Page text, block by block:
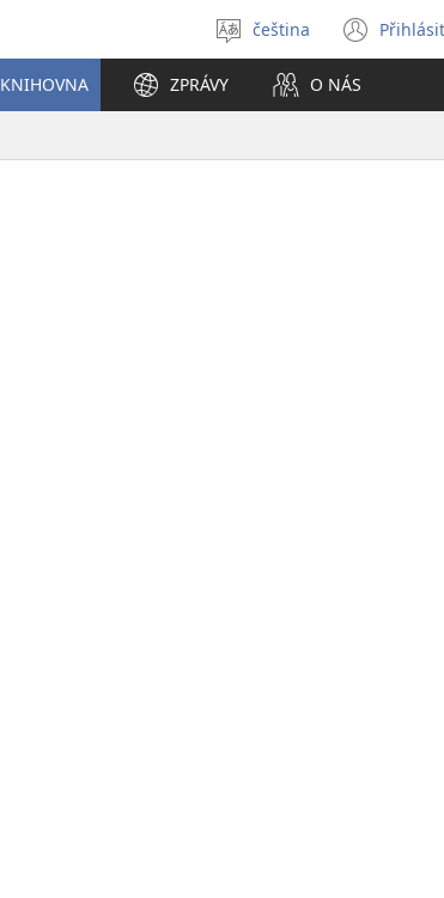
Vybrat
jazyk
čeština
nové
KNIHOVNA ZPRÁVY O NÁS